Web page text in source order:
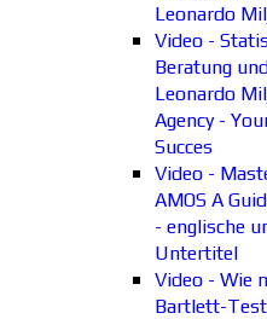
Leonardo
Video -
Beratung
Leonardo
Agency -
Succes
Video -
AMOS A
- englische
Untertitel
Video - Wie
Bartlett-